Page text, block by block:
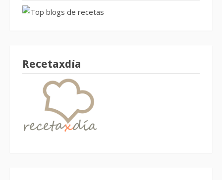
Recetaxdía